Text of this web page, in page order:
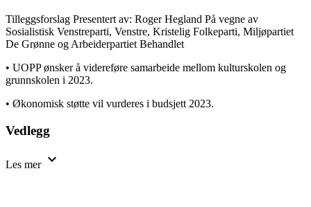
Tilleggsforslag Presentert av: Roger Hegland På vegne av
Sosialistisk Venstreparti, Venstre, Kristelig Folkeparti, Miljøpartiet
De Grønne og Arbeiderpartiet Behandlet
• UOPP ønsker å videreføre samarbeide mellom kulturskolen og
grunnskolen i 2023.
• Økonomisk støtte vil vurderes i budsjett 2023.
Vedlegg
Les mer expand_more